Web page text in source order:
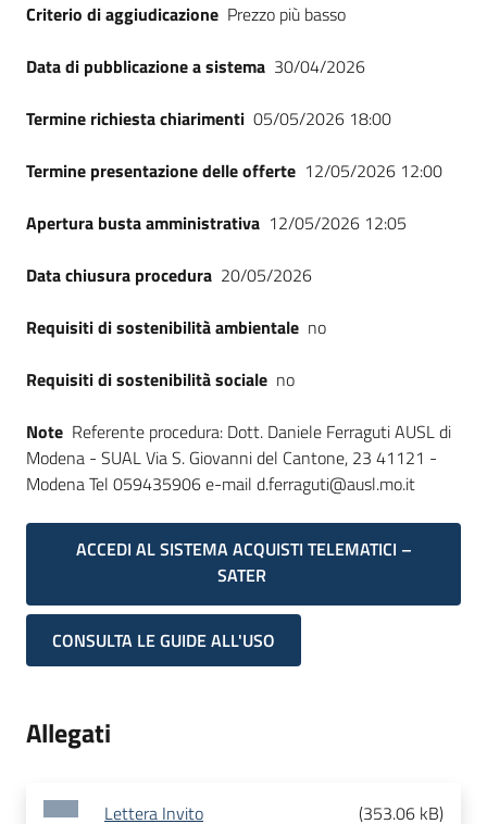
Criterio di aggiudicazione Prezzo più basso
Data di pubblicazione a sistema 30/04/2026
Termine richiesta chiarimenti 05/05/2026 18:00
Termine presentazione delle offerte 12/05/2026 12:00
Apertura busta amministrativa 12/05/2026 12:05
Data chiusura procedura 20/05/2026
Requisiti di sostenibilità ambientale no
Requisiti di sostenibilità sociale no
Note Referente procedura: Dott. Daniele Ferraguti AUSL di
Modena - SUAL Via S. Giovanni del Cantone, 23 41121 -
Modena Tel 059435906 e-mail d.ferraguti@ausl.mo.it
ACCEDI AL SISTEMA ACQUISTI TELEMATICI –
SATER
CONSULTA LE GUIDE ALL'USO
Allegati
Lettera Invito (353.06 kB)